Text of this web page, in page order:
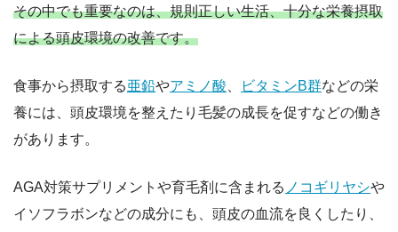
その中でも重要なのは、規則正しい生活、十分な栄養摂取
による頭皮環境の改善です。
食事から摂取する亜鉛やアミノ酸 ビタミンB群などの栄
養には、頭皮環境を整えたり毛髪の成長を促すなどの働き
があります。
AGA対策サプリメントや育毛剤に含まれる ノコギリヤシや
イソフラボンなどの成分にも、頭皮の血流を良くしたり、